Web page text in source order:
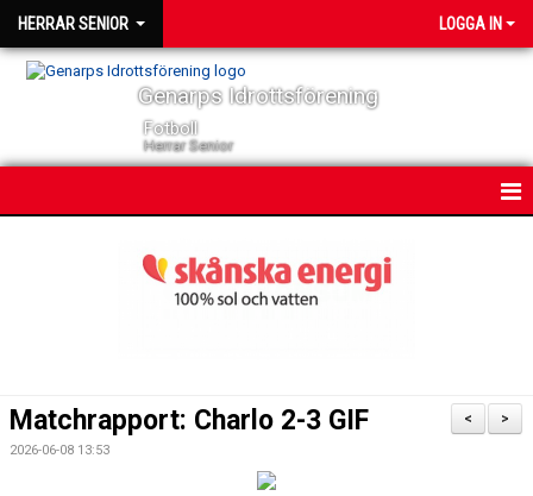
HERRAR SENIOR LOGGA IN
Genarps Idrottsförening
Fotboll
Herrar Senior
TRUPPEN
>
<
Matchrapport: Charlo 2-3 GIF
2026-06-08 13:53